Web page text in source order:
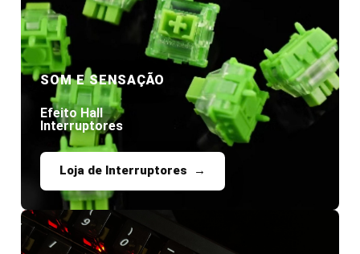
SOM E SENSAÇÃO
Efeito Hall
Interruptores
Loja de Interruptores